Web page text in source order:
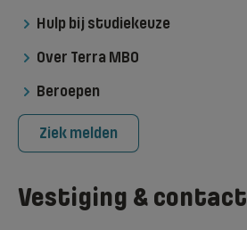
Hulp bij studiekeuze
Over Terra MBO
Beroepen
Ziek melden
Vestiging & contact